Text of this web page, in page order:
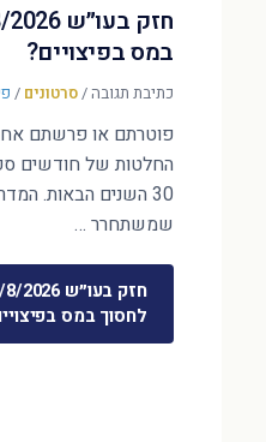
במס בפיצויים?
כתיבת תגובה/סרטונים /
החלטות של חודשים
30 השנים הבאות.
שמשתחרר …
לחסוך במס